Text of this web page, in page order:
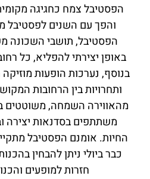
הפסטיבל צמח כחגיגה
והפך עם השנים לפסטיבל
הפסטיבל, תושבי השכונה
באופן יצירתי להפליא, כל
בנוסף, נערכות הופעות
ותחרויות בין הרחובות
מהאווירה השמחה, משוטטים
משתתפים בסדנאות יצירה
החיות. אומנם הפסטיבל
כבר ביולי ניתן להבחין
חזרות למופעים